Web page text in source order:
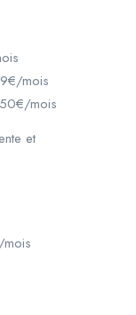
mois
mois
et